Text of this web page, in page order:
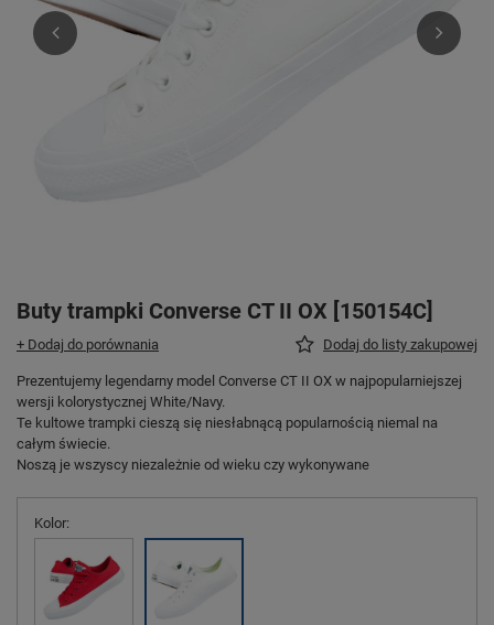
Buty trampki Converse CT II OX [150154C]
+ Dodaj do porównania Dodaj do listy zakupowej
Prezentujemy legendarny model Converse CT II OX w najpopularniejszej
wersji kolorystycznej White/Navy.
Te kultowe trampki cieszą się niesłabnącą popularnością niemal na
całym świecie.
Noszą je wszyscy niezależnie od wieku czy wykonywane
Kolor